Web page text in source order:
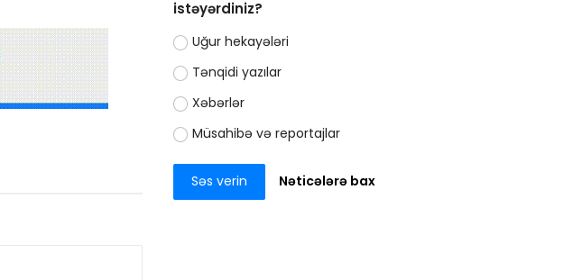
istəyərdiniz?
Uğur hekayələri
Tənqidi yazılar
Xəbərlər
Müsahibə və reportajlar
Səs verin Nəticələrə bax